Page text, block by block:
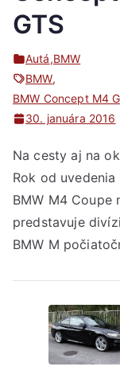
GTS
Autá,BMW
BMW,
BMW Concept M4
30. januára 2016
Na cesty aj na
Rok od uvedenia
BMW M4 Coupe
predstavuje
BMW M